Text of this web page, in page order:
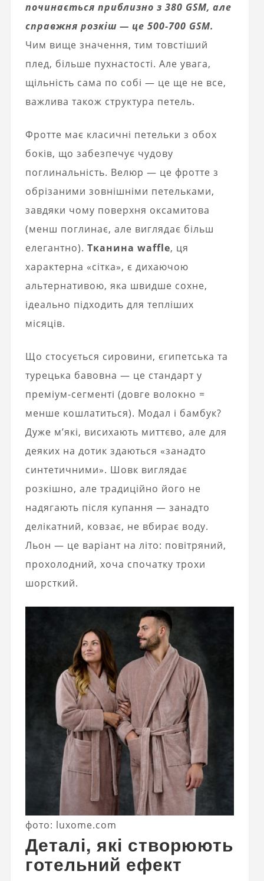
починається приблизно з 380 GSM, але
справжня розкіш — це 500-700 GSM.
Чим вище значення, тим товстіший
плед, більше пухнастості. Але увага,
щільність сама по собі — це ще не все,
важлива також структура петель.
Фротте має класичні петельки з обох
боків, що забезпечує чудову
поглинальність. Велюр — це фротте з
обрізаними зовнішніми петельками,
завдяки чому поверхня оксамитова
(менш поглинає, але виглядає більш
елегантно). Тканина waffle, ця
характерна «сітка», є дихаючою
альтернативою, яка швидше сохне,
ідеально підходить для тепліших
місяців.
Що стосується сировини, єгипетська та
турецька бавовна — це стандарт у
преміум-сегменті (довге волокно =
менше кошлатиться). Модал і бамбук?
Дуже м’які, висихають миттєво, але для
деяких на дотик здаються «занадто
синтетичними». Шовк виглядає
розкішно, але традиційно його не
надягають після купання — занадто
делікатний, ковзає, не вбирає воду.
Льон — це варіант на літо: повітряний,
прохолодний, хоча спочатку трохи
шорсткий.
фото: luxome.com
Деталі, які створюють
готельний ефект